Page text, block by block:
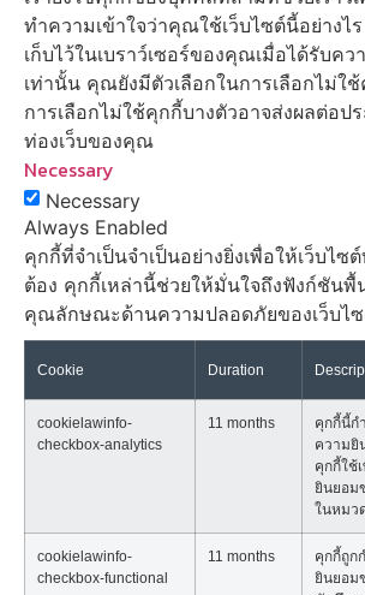
ทำความเข้าใจว่าคุณใช้เว็บไซต์นี้อย่างไ
เก็บไว้ในเบราว์เซอร์ของคุณเมื่อได้รับค
เท่านั้น คุณยังมีตัวเลือกในการเลือกไม่ใ
การเลือกไม่ใช้คุกกี้บางตัวอาจส่งผลต่อป
ท่องเว็บของคุณ
Necessary
Necessary
Always Enabled
คุกกี้ที่จำเป็นจำเป็นอย่างยิ่งเพื่อให้เว็บไซ
ต้อง คุกกี้เหล่านี้ช่วยให้มั่นใจถึงฟังก์ชันพื้
คุณลักษณะด้านความปลอดภัยของเว็บไ
Cookie Duration
cookielawinfo-
checkbox-analytics
11 months
คุกกี้นี้ก
ความยิ
คุกกี้ใช้
ยินยอม
ในหมว
cookielawinfo-
checkbox-functional
11 months
คุกกี้ถูก
ยินยอม